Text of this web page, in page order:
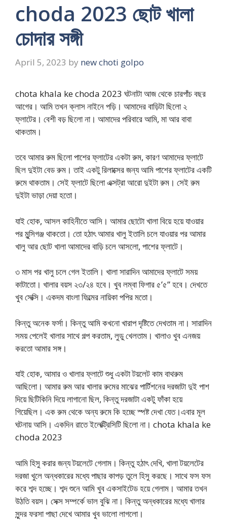
choda 2023 ছোট খালা
চোদার সঙ্গী
April 5, 2023 by new choti golpo
chota khala ke choda 2023 ঘটনাটা আজ থেকে চারপাঁচ বছর
আগের। আমি তখন ক্লাস নাইনে পড়ি। আমাদের বাড়িটা ছিলো ২
ফ্লাটের। বেশী বড় ছিলো না। আমাদের পরিবারে আমি, মা আর বাবা
থাকতাম।
তবে আমার রুম ছিলো পাশের ফ্লাটের একটা রুম, কারণ আমাদের ফ্লাটে
ছিল দুইটা বেড রুম। তাই একটু রিলাক্সের জন্য আমি পাশের ফ্লাটের একটি
রুমে থাকতাম। সেই ফ্লাটে ছিলো এক্সট্রা আরো দুইটা রুম। সেই রুম
দুইটা ভাড়া দেয়া হতো।
যাই হোক, আসল কাহিনীতে আসি। আমার ছোটো খালা বিয়ে হয়ে যাওয়ার
পর মুন্সিগঞ্জ থাকতো। তো হঠাৎ আমার খালু ইতালি চলে যাওয়ার পর আমার
খালু আর ছোট খালা আমাদের বাড়ি চলে আসলো, পাশের ফ্লাটে।
৩ মাস পর খালু চলে গেল ইতালি। খালা সারাদিন আমাদের ফ্লাটে সময়
কাটাতো। খালার বয়স ২৩/২৪ হবে। খুব লম্বা ফিগার ৫’৫” হবে। দেখতে
খুব সেক্সি। একদম বাংলা ফিল্মের নায়িকা পপির মতো।
কিন্তু অনেক ফর্সা। কিন্তু আমি কখনো খারাপ দৃষ্টিতে দেখতাম না। সারাদিন
সময় পেলেই খালার সাথে গল্প করতাম, লুডু খেলতাম। খালাও খুব এনজয়
করতো আমার সঙ্গ।
যাই হোক, আমার ও খালার ফ্লাটে শুধু একটা টয়লেট কাম বাথরুম
আছিলো। আমার রুম আর খালার রুমের মাঝের পার্টিশনের দরজাটা দুই পাশ
দিয়ে ছিটিকিনি দিয়ে লাগানো ছিল, কিন্তু দরজাটা একটু ফাঁকা হয়ে
গিয়েছিল। এক রুম থেকে অন্য রুমে কি হচ্ছে স্পষ্ট দেখা যেত।এবার মূল
ঘটনায় আসি। একদিন রাতে ইলেক্ট্রিসিটি ছিলো না। chota khala ke
choda 2023
আমি হিসু করার জন্য টয়লেটে গেলাম। কিন্তু হঠাৎ দেখি, খালা টয়লেটের
দরজা খুলে অন্ধকারের মধ্যে পাছার কাপড় তুলে হিসু করছে। সাথে ফস ফস
করে শব্দ হচ্ছে। শব্দ শুনে আমি খুব একসাইটেড হয়ে গেলাম। আমার তখন
উঠতি বয়স। সেক্স সম্পর্কে ভাল বুঝি না। কিন্তু অন্ধকারের মধ্যে খালার
সুন্দর ফরসা পাছা দেখে আমার খুব ভালো লাগলো।